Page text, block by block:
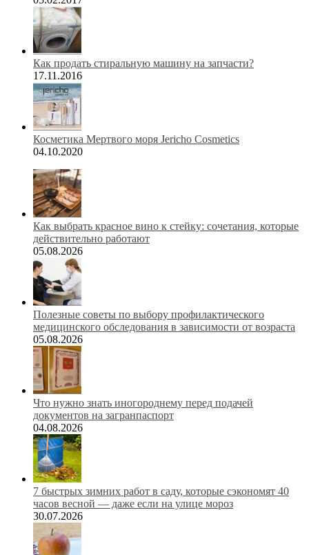
Как продать стиральную машину на запчасти?
17.11.2016
Косметика Мертвого моря Jericho Cosmetics
04.10.2020
Как выбрать красное вино к стейку: сочетания, которые
действительно работают
05.08.2026
Полезные советы по выбору профилактического
медицинского обследования в зависимости от возраста
05.08.2026
Что нужно знать иногороднему перед подачей
документов на загранпаспорт
04.08.2026
7 быстрых зимних работ в саду, которые сэкономят 40
часов весной — даже если на улице мороз
30.07.2026